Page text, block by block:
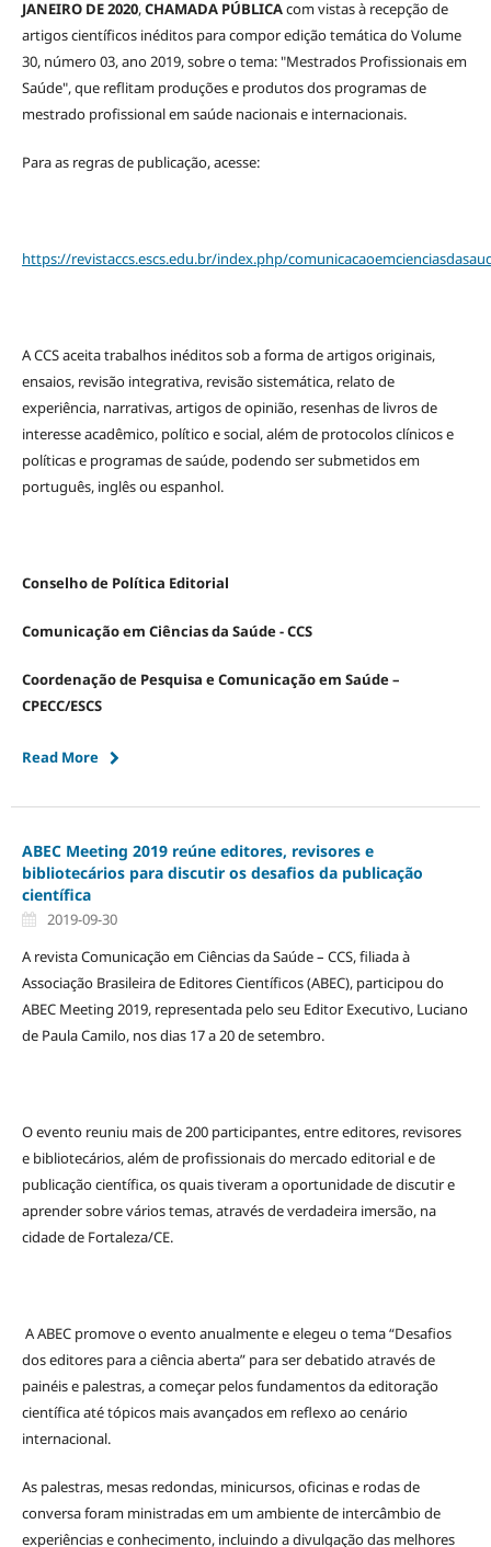
JANEIRO DE 2020,CHAMADA PÚBLICAcom vistas à recepção de
artigos científicos inéditos para compor edição temática do Volume
30, número 03, ano 2019, sobre o tema: "Mestrados Profissionais em
Saúde", que reflitam produções e produtos dos programas de
mestrado profissional em saúde nacionais e internacionais.
Para as regras de publicação, acesse:
https://revistaccs.escs.edu.br/index.php/
A CCS aceita trabalhos inéditos sob a forma de artigos originais,
ensaios, revisão integrativa, revisão sistemática, relato de
experiência, narrativas, artigos de opinião, resenhas de livros de
interesse acadêmico, político e social, além de protocolos clínicos e
políticas e programas de saúde, podendo ser submetidos em
português, inglês ou espanhol.
Conselho de Política Editorial
Comunicação em Ciências da Saúde - CCS
Coordenação de Pesquisa e Comunicação em Saúde –
CPECC/ESCS
Read More
ABEC Meeting 2019 reúne editores, revisores e
bibliotecários para discutir os desafios da publicação
científica
2019-09-30
A revista Comunicação em Ciências da Saúde – CCS, filiada à
Associação Brasileira de Editores Científicos (ABEC), participou do
ABEC Meeting 2019, representada pelo seu Editor Executivo, Luciano
de Paula Camilo, nos dias 17 a 20 de setembro.
O evento reuniu mais de 200 participantes, entre editores, revisores
e bibliotecários, além de profissionais do mercado editorial e de
publicação científica, os quais tiveram a oportunidade de discutir e
aprender sobre vários temas, através de verdadeira imersão, na
cidade de Fortaleza/CE.
A ABEC promove o evento anualmente e elegeu o tema “Desafios
dos editores para a ciência aberta” para ser debatido através de
painéis e palestras, a começar pelos fundamentos da editoração
científica até tópicos mais avançados em reflexo ao cenário
internacional.
As palestras, mesas redondas, minicursos, oficinas e rodas de
conversa foram ministradas em um ambiente de intercâmbio de
experiências e conhecimento, incluindo a divulgação das melhores